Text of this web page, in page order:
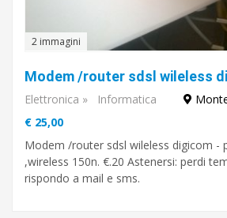
2 immagini
Modem /router sdsl wileless
Elettronica » Informatica
€ 25,00
Modem /router sdsl wileless digicom -
,wireless 150n. €.20 Astenersi: perdi
rispondo a mail e sms.